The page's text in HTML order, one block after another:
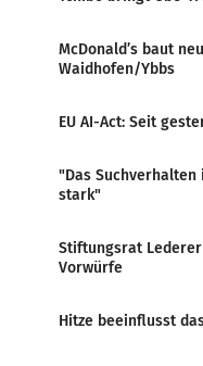
McDonald’s baut
Waidhofen/Ybbs
EU AI-Act: Seit
"Das
stark"
Stiftungsrat
Vorwürfe
Hitze beeinflusst